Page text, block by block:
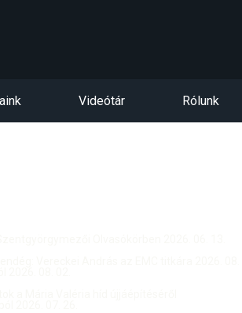
Videótár Rólunk